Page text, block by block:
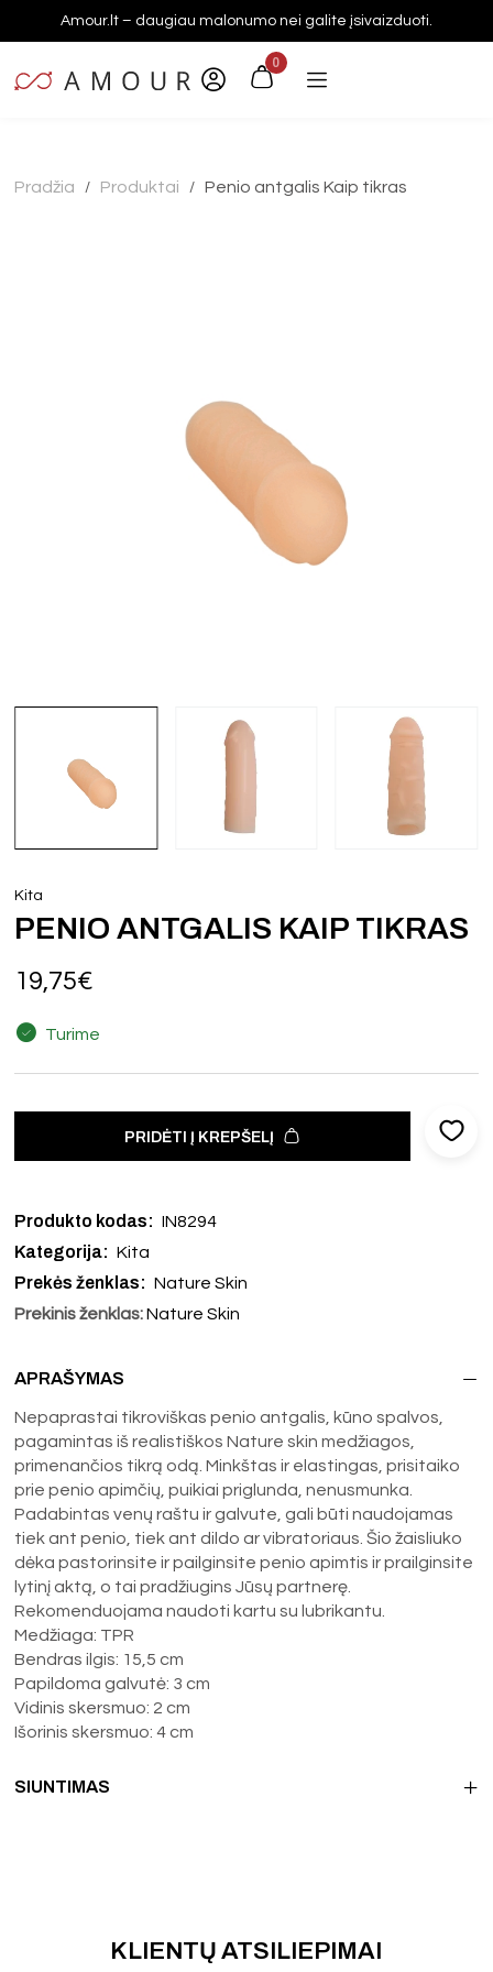
Amour.lt – daugiau malonumo nei galite įsivaizduoti.
0
Pradžia / Produktai / Penio antgalis Kaip tikras
Kita
PENIO ANTGALIS KAIP TIKRAS
19,75€
Turime
PRIDĖTI Į KREPŠELĮ
Produkto kodas: IN8294
Kategorija: Kita
Prekės ženklas: Nature Skin
Prekinis ženklas: Nature Skin
APRAŠYMAS
Nepaprastai tikroviškas penio antgalis, kūno spalvos,
pagamintas iš realistiškos Nature skin medžiagos,
primenančios tikrą odą. Minkštas ir elastingas, prisitaiko
prie penio apimčių, puikiai priglunda, nenusmunka.
Padabintas venų raštu ir galvute, gali būti naudojamas
tiek ant penio, tiek ant dildo ar vibratoriaus. Šio žaisliuko
dėka pastorinsite ir pailginsite penio apimtis ir prailginsite
lytinį aktą, o tai pradžiugins Jūsų partnerę.
Rekomenduojama naudoti kartu su lubrikantu.
Medžiaga: TPR
Bendras ilgis: 15,5 cm
Papildoma galvutė: 3 cm
Vidinis skersmuo: 2 cm
Išorinis skersmuo: 4 cm
SIUNTIMAS
KLIENTŲ ATSILIEPIMAI